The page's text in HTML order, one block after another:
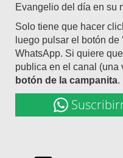
Evangelio del día en su
Solo tiene que hacer
luego pulsar el botón de
WhatsApp. Si quiere
publica en el canal (una
botón de la campanita.